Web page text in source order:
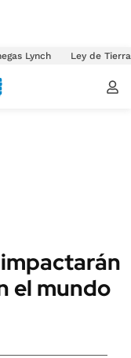
Lynch Ley de
el mundo